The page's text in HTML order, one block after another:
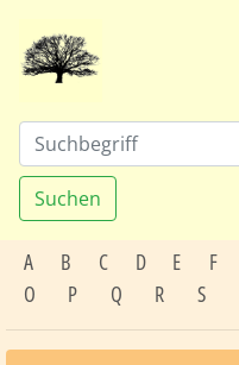
Suchen
A B C D E F
O
P Q R S